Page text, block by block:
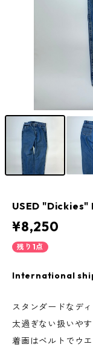
USED "Dickies"
¥8,250
残り1点
International
スタンダードなデ
太過ぎない扱いや
着画はベルトでウ